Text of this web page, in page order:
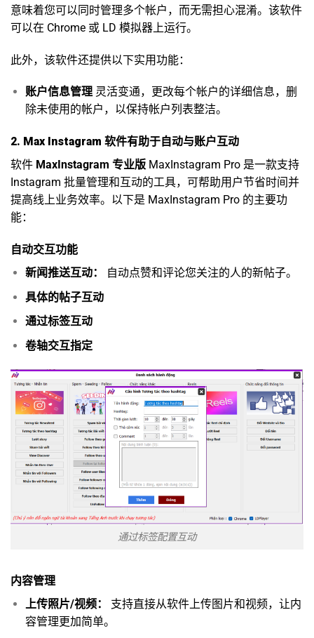
意味着您可以同时管理多个帐户，而无需担心混淆。该软件
可以在 Chrome 或 LD 模拟器上运行。
此外，该软件还提供以下实用功能：
账户信息管理 灵活变通，更改每个帐户的详细信息，删
除未使用的帐户，以保持帐户列表整洁。
2. Max Instagram 软件有助于自动与账户互动
软件 MaxInstagram 专业版 MaxInstagram Pro 是一款支持
Instagram 批量管理和互动的工具，可帮助用户节省时间并
提高线上业务效率。以下是 MaxInstagram Pro 的主要功
能：
自动交互功能
新闻推送互动：
自动点赞和评论您关注的人的新帖子。
具体的帖子互动
通过标签互动
卷轴交互指定
通过标签配置互动
内容管理
上传照片/视频：
支持直接从软件上传图片和视频，让内
容管理更加简单。